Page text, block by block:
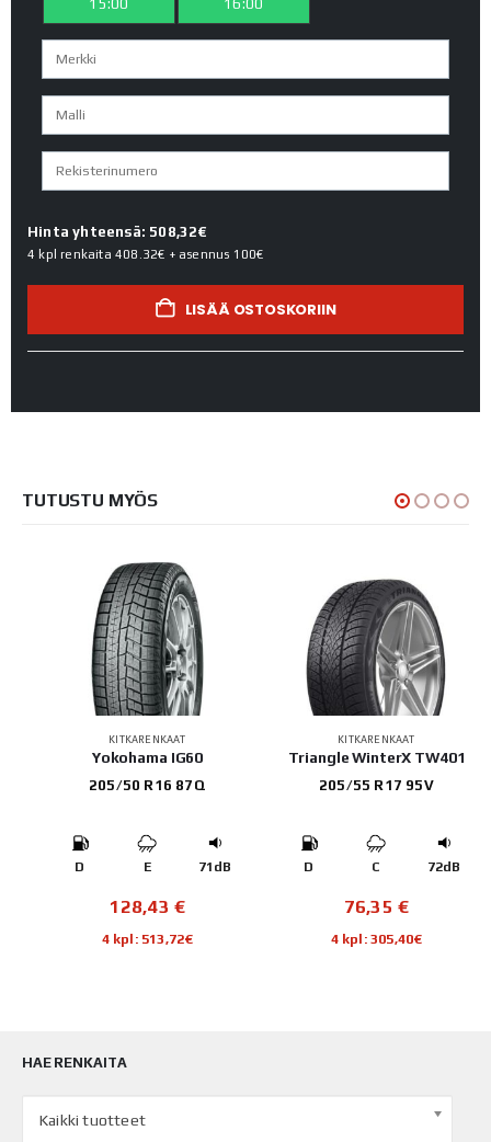
15:00 16:00
Hinta yhteensä: 508,32€
4 kpl renkaita 408.32€ + asennus 100€
LISÄÄ OSTOSKORIIN
TUTUSTU MYÖS
KITKARENKAAT
Yokohama IG60
205/50 R16 87Q
D E 71dB
128,43€
4 kpl: 513,72€
KITKARENKAAT
Triangle WinterX TW401
205/55 R17 95V
D C 72dB
76,35 €
4 kpl: 305,40€
HAE RENKAITA
Kaikki tuotteet